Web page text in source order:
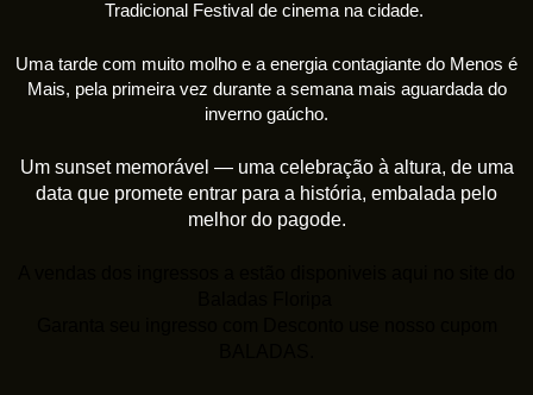
Tradicional Festival de cinema na cidade.
Uma tarde com muito molho e a energia contagiante do Menos é
Mais, pela primeira vez durante a semana mais aguardada do
inverno gaúcho.
Um sunset memorável — uma celebração à altura, de uma
data que promete entrar para a história, embalada pelo
melhor do pagode.